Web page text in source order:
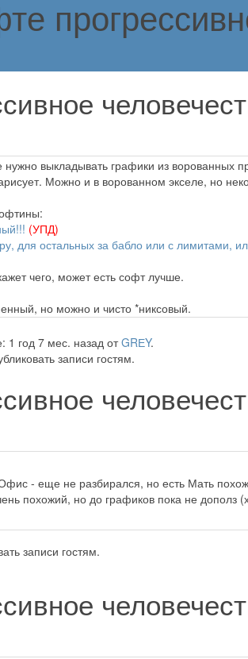
выкладывать графики из ворованных
Можно и в ворованном экселе, но
(УПД)
для остальных за бабло или с лимитами,
чего, может есть софт лучше.
но можно и чисто *никсовый.
1 год 7 мес. назад отGRЕY.
записи гостям.
- еще не разбирался, но есть Мать
похожий, но до графиков пока не дополз
записи гостям.